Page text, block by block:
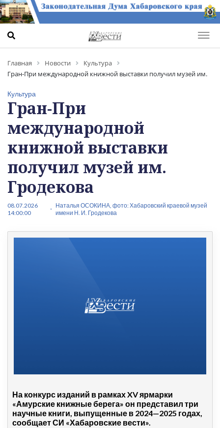
Главная Новости
Культура
Гран-При международной книжной выставки получил музей им.
Культура
Гран-При
международной
книжной выставки
получил музей им.
Гродекова
08.07.2026
14:00:00
Наталья ОСОКИНА, фото: Хабаровский краевой музей
имени Н. И. Гродекова
На конкурс изданий в рамках XV ярмарки
«Амурские книжные берега» он представил три
научные книги, выпущенные в 2024—2025 годах,
сообщает СИ «Хабаровские вести».